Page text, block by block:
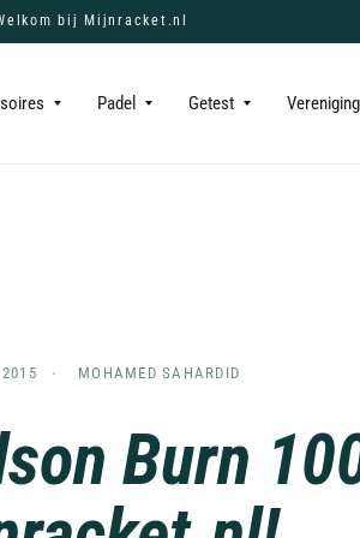
bij Mijnracket.nl
Padel Getest
MOHAMED SAHARDID
Burn